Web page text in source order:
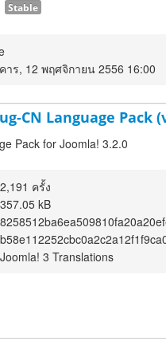
Stable
าร, 12 พฤศจิกายน 2556 16:00
CN Language Pack
Pack for Joomla! 3.2.0
2,191 ครั้ง
357.05 kB
Joomla! 3 Translations